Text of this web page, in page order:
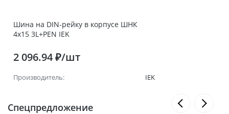
Шина на DIN-рейку в корпусе ШНК
4х15 3L+PEN IEK
2 096.94 ₽/шт
Производитель: IEK
Спецпредложение